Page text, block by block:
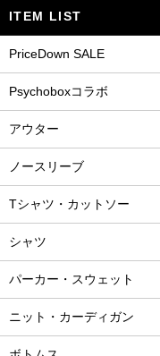
ITEM LIST
PriceDown SALE
Psychoboxコラボ
アウター
ノースリーブ
Tシャツ・カットソー
シャツ
パーカー・スウェット
ニット・カーディガン